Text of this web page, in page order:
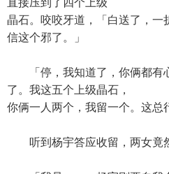
直接压到了四个上级
晶石。咬咬牙道，「白送了，一
信这个邪了。」
「停，我知道了，你俩都有
了。我这五个上级晶石，
你俩一人两个，我留一个。这总
听到杨宇答应收留，两女竟然